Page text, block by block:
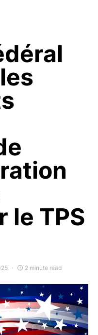
le TPS
2 minute read